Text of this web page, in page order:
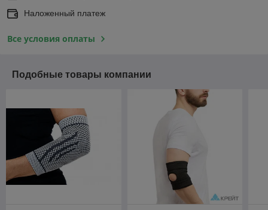
Наложенный платеж
Все условия оплаты
Подобные товары компании